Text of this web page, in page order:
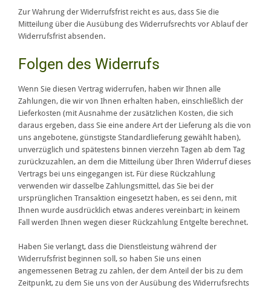
Zur Wahrung der Widerrufsfrist reicht es aus, dass Sie die
Mitteilung über die Ausübung des Widerrufsrechts vor Ablauf der
Widerrufsfrist absenden.
Folgen des Widerrufs
Wenn Sie diesen Vertrag widerrufen, haben wir Ihnen alle
Zahlungen, die wir von Ihnen erhalten haben, einschließlich der
Lieferkosten (mit Ausnahme der zusätzlichen Kosten, die sich
daraus ergeben, dass Sie eine andere Art der Lieferung als die von
uns angebotene, günstigste Standardlieferung gewählt haben),
unverzüglich und spätestens binnen vierzehn Tagen ab dem Tag
zurückzuzahlen, an dem die Mitteilung über Ihren Widerruf dieses
Vertrags bei uns eingegangen ist. Für diese Rückzahlung
verwenden wir dasselbe Zahlungsmittel, das Sie bei der
ursprünglichen Transaktion eingesetzt haben, es sei denn, mit
Ihnen wurde ausdrücklich etwas anderes vereinbart; in keinem
Fall werden Ihnen wegen dieser Rückzahlung Entgelte berechnet.
Haben Sie verlangt, dass die Dienstleistung während der
Widerrufsfrist beginnen soll, so haben Sie uns einen
angemessenen Betrag zu zahlen, der dem Anteil der bis zu dem
Zeitpunkt, zu dem Sie uns von der Ausübung des Widerrufsrechts